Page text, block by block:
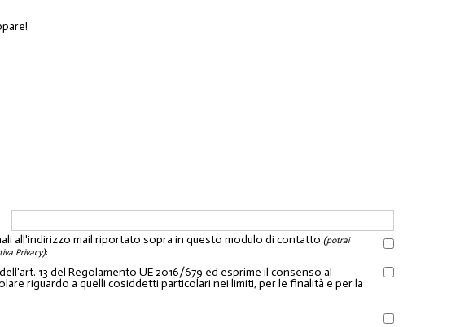
all'indirizzo mail riportato sopra in questo modulo di contatto (potrai
Privacy):
13 del Regolamento UE 2016/679 ed esprime il consenso al
riguardo a quelli cosiddetti particolari nei limiti, per le finalità e per la